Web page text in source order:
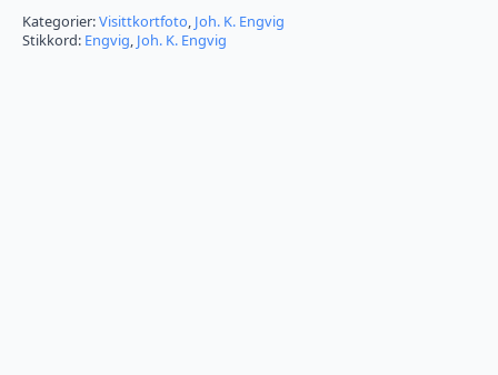
Kategorier:Visittkortfoto, Joh. K. Engvig
Stikkord: Engvig, Joh. K. Engvig